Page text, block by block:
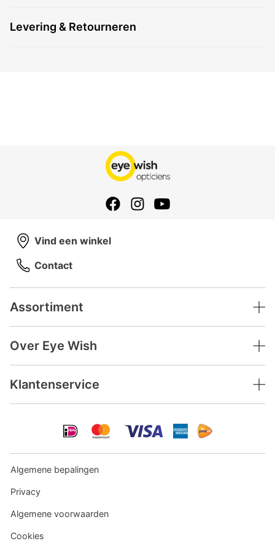
Levering & Retourneren
Assortiment
Over Eye Wish
Klantenservice
Vind een winkel
Contact
Algemene bepalingen
Privacy
Algemene voorwaarden
Cookies